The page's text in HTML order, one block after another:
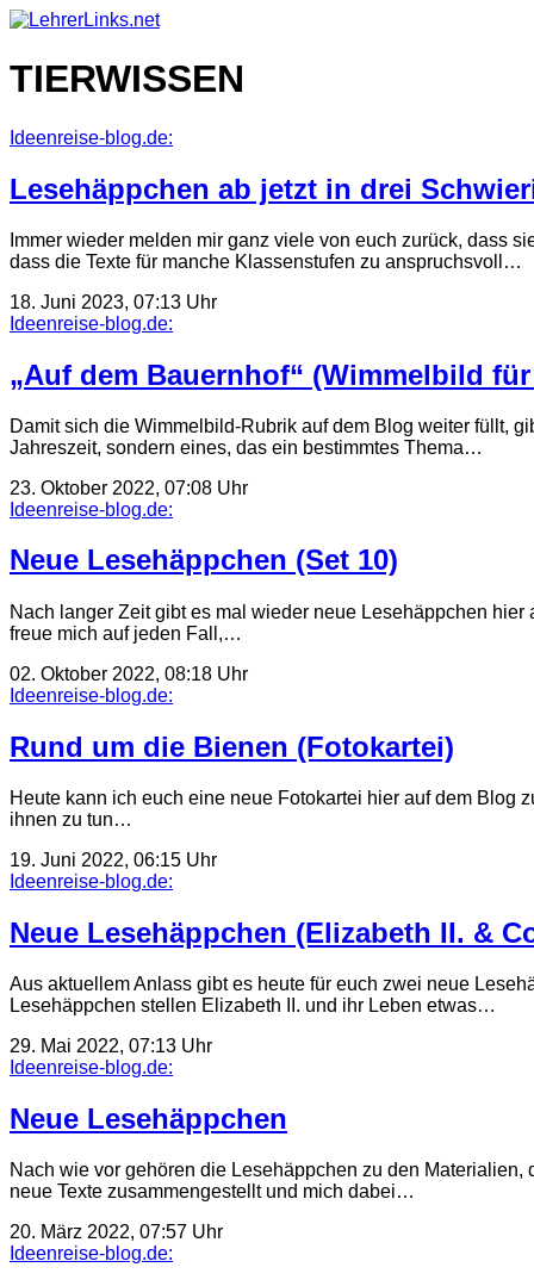
Skip
content
TIERWISSEN
Ideenreise-blog.de:
Lesehäppchen ab jetzt in drei
Immer wieder melden mir ganz viele von euch zurück, dass
dass die Texte für manche Klassenstufen zu anspruchsvoll…
18. Juni 2023, 07:13 Uhr
Ideenreise-blog.de:
„Auf dem Bauernhof“ (Wimmelbild
Damit sich die Wimmelbild-Rubrik auf dem Blog weiter füllt,
Jahreszeit, sondern eines, das ein bestimmtes Thema…
23. Oktober 2022, 07:08 Uhr
Ideenreise-blog.de:
Neue Lesehäppchen (Set 10)
Nach langer Zeit gibt es mal wieder neue Lesehäppchen
freue mich auf jeden Fall,…
02. Oktober 2022, 08:18 Uhr
Ideenreise-blog.de:
Rund um die Bienen (Fotokartei)
Heute kann ich euch eine neue Fotokartei hier auf dem Blog
ihnen zu tun…
19. Juni 2022, 06:15 Uhr
Ideenreise-blog.de:
Neue Lesehäppchen (Elizabeth II. &
Aus aktuellem Anlass gibt es heute für euch zwei neue
Lesehäppchen stellen Elizabeth II. und ihr Leben etwas…
29. Mai 2022, 07:13 Uhr
Ideenreise-blog.de:
Neue Lesehäppchen
Nach wie vor gehören die Lesehäppchen zu den
neue Texte zusammengestellt und mich dabei…
20. März 2022, 07:57 Uhr
Ideenreise-blog.de: